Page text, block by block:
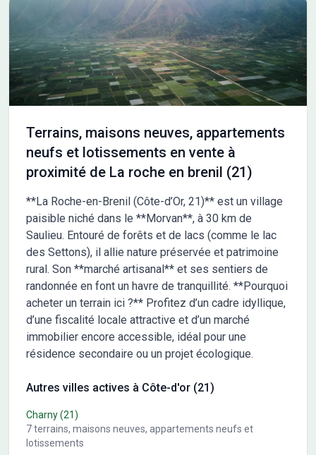
d'informations sur cette opportunité, n'hésitez pas à contacter
Cedric YAHIAOUI au 06-66-57-00-63. Il se tient à votre
disposition pour vous accompagner dans votre projet.
Terrains, maisons neuves, appartements
neufs et lotissements en vente à
proximité de La roche en brenil (21)
**La Roche-en-Brenil (Côte-d’Or, 21)** est un village
paisible niché dans le **Morvan**, à 30 km de
Saulieu. Entouré de forêts et de lacs (comme le lac
des Settons), il allie nature préservée et patrimoine
rural. Son **marché artisanal** et ses sentiers de
randonnée en font un havre de tranquillité. **Pourquoi
acheter un terrain ici ?** Profitez d’un cadre idyllique,
d’une fiscalité locale attractive et d’un marché
immobilier encore accessible, idéal pour une
résidence secondaire ou un projet écologique.
Autres villes actives à Côte-d'or (21)
Charny(21)
7terrains, maisons neuves, appartements neufs et
lotissements